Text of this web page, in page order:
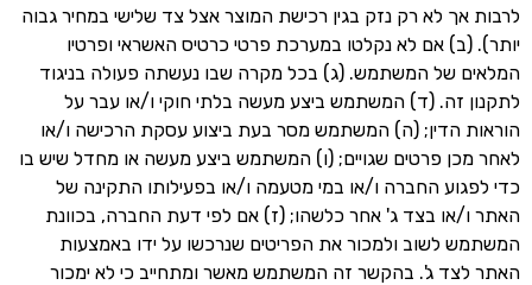
לרבות אך לא רק נזק בגין רכישת המוצר אצל צד שלישי במחיר גבוה
יותר). (ב) אם לא נקלטו במערכת פרטי כרטיס האשראי ופרטיו
המלאים של המשתמש. (ג) בכל מקרה שבו נעשתה פעולה בניגוד
לתקנון זה. (ד) המשתמש ביצע מעשה בלתי חוקי ו/או עבר על
הוראות הדין; (ה) המשתמש מסר בעת ביצוע עסקת הרכישה ו/או
לאחר מכן פרטים שגויים; (ו) המשתמש ביצע מעשה או מחדל שיש בו
כדי לפגוע החברה ו/או במי מטעמה ו/או בפעילותו התקינה של
האתר ו/או בצד ג' אחר כלשהו; (ז) אם לפי דעת החברה, בכוונת
המשתמש לשוב ולמכור את הפריטים שנרכשו על ידו באמצעות
האתר לצד ג'. בהקשר זה המשתמש מאשר ומתחייב כי לא ימכור